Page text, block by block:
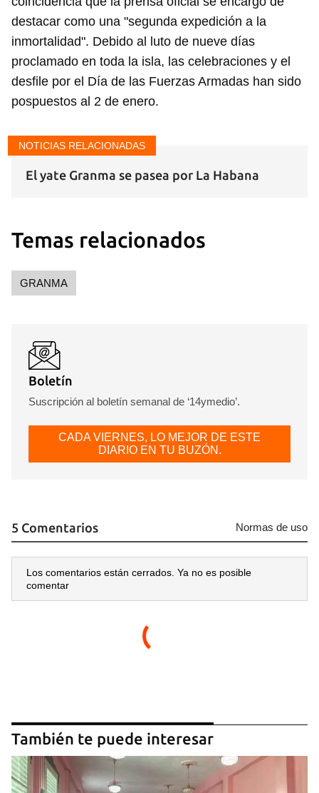
Guardar como favorito
Para poder guardar como favorito, primero has de
iniciar sesión con tu cuenta de 14ymedio.
destacar como una "segunda expedición a la
inmortalidad". Debido al luto de nueve días
proclamado en toda la isla, las celebraciones y el
desfile por el Día de las Fuerzas Armadas han sido
pospuestos al 2 de enero.
NOTICIAS RELACIONADAS
El yate Granma se pasea por La Habana
Temas relacionados
GRANMA
Boletín
Suscripción al boletín semanal de ‘14ymedio’.
CADA VIERNES, LO MEJOR DE ESTE
DIARIO EN TU BUZÓN.
5 Comentarios Normas de uso
Los comentarios están cerrados. Ya no es posible
comentar
También te puede interesar